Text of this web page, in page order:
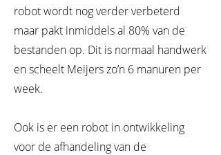
robot wordt nog verder verbeterd
maar pakt inmiddels al 80% van de
bestanden op. Dit is normaal handwerk
en scheelt Meijers zo’n 6 manuren per
week.
Ook is er een robot in ontwikkeling
voor de afhandeling van de